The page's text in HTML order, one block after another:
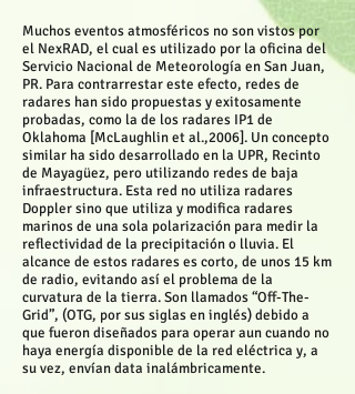
Muchos eventos atmosféricos no son vistos por
el NexRAD, el cual es utilizado por la oficina del
Servicio Nacional de Meteorología en San Juan,
PR. Para contrarrestar este efecto, redes de
radares han sido propuestas y exitosamente
probadas, como la de los radares IP1 de
Oklahoma [McLaughlin et al.,2006]. Un concepto
similar ha sido desarrollado en la UPR, Recinto
de Mayagüez, pero utilizando redes de baja
infraestructura. Esta red no utiliza radares
Doppler sino que utiliza y modifica radares
marinos de una sola polarización para medir la
reflectividad de la precipitación o lluvia. El
alcance de estos radares es corto, de unos 15 km
de radio, evitando así el problema de la
curvatura de la tierra. Son llamados “Off-The-
Grid”, (OTG, por sus siglas en inglés) debido a
que fueron diseñados para operar aun cuando no
haya energía disponible de la red eléctrica y, a
su vez, envían data inalámbricamente.